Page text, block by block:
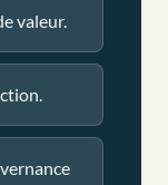
valeur.